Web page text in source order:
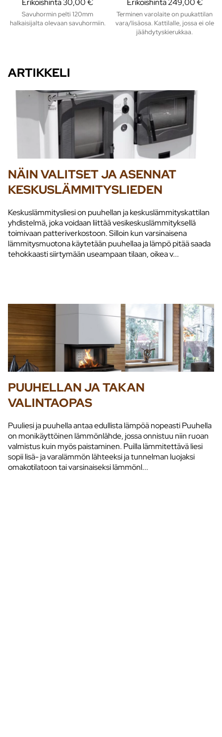
Erikoishinta30,00 €
Savuhormin pelti 120mm
halkaisijalta olevaan savuhormiin.
Erikoishinta249,00 €
Terminen varolaite on puukattilan
vara/lisäosa. Kattilalle, jossa ei ole
jäähdytyskierukkaa.
ARTIKKELI
NÄIN VALITSET JA ASENNAT
KESKUSLÄMMITYSLIEDEN
Keskuslämmitysliesi on puuhellan ja keskuslämmityskattilan
yhdistelmä, joka voidaan liittää vesikeskuslämmityksellä
toimivaan patteriverkostoon. Silloin kun varsinaisena
lämmitysmuotona käytetään puuhellaa ja lämpö pitää saada
tehokkaasti siirtymään useampaan tilaan, oikea v...
PUUHELLAN JA TAKAN
VALINTAOPAS
Puuliesi ja puuhella antaa edullista lämpöä nopeasti Puuhella
on monikäyttöinen lämmönlähde, jossa onnistuu niin ruoan
valmistus kuin myös paistaminen. Puilla lämmitettävä liesi
sopii lisä- ja varalämmön lähteeksi ja tunnelman luojaksi
omakotilatoon tai varsinaiseksi lämmönl...